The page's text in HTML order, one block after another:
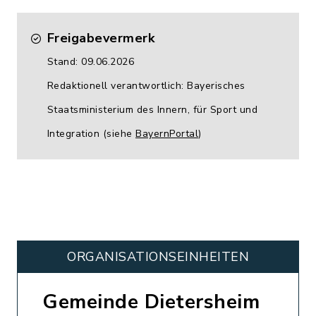
Freigabevermerk
Stand: 09.06.2026
Redaktionell verantwortlich: Bayerisches
Staatsministerium des Innern, für Sport und
Integration (siehe BayernPortal)
ORGANISATIONS­EINHEITEN
Gemeinde Dietersheim